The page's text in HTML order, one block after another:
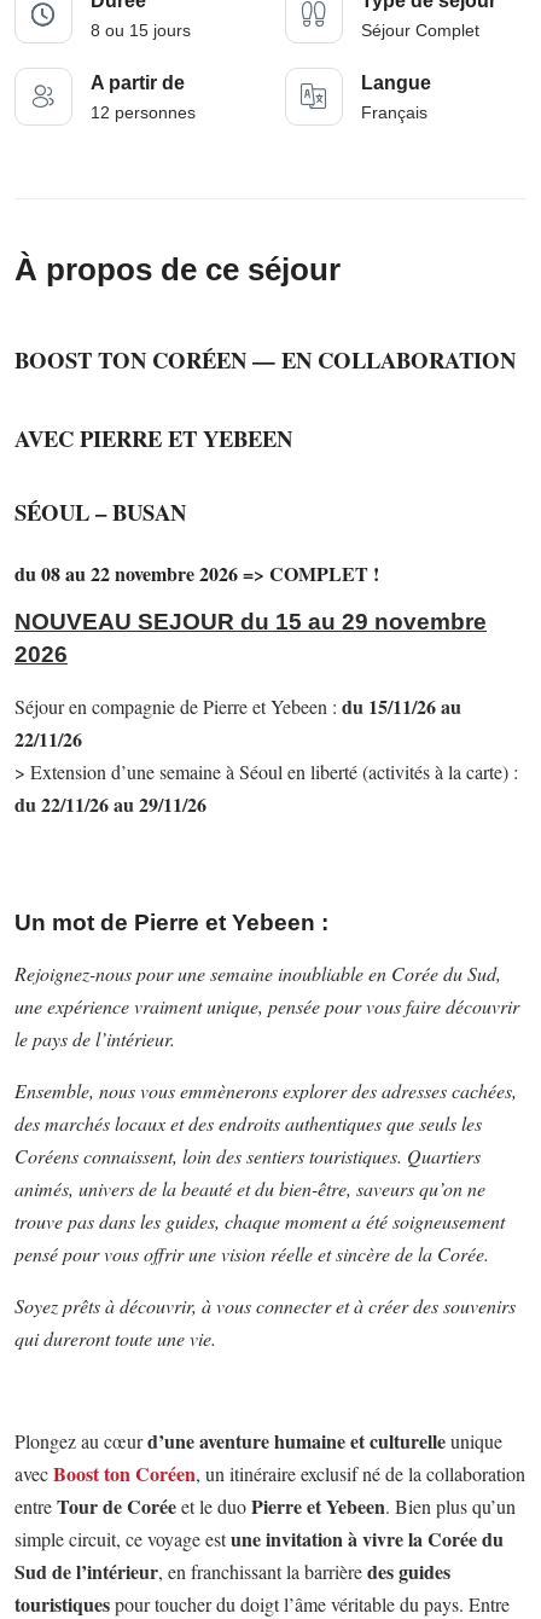
8 ou 15 jours Séjour Complet
A partir de
12 personnes
Langue
Français
À propos de ce séjour
BOOST TON CORÉEN —EN COLLABORATION
AVEC PIERRE ET YEBEEN
SÉOUL – BUSAN
du 08 au 22 novembre 2026 => COMPLET !
NOUVEAU SEJOUR du 15 au 29 novembre
2026
Séjour en compagnie de Pierre et Yebeen : du 15/11/26 au
22/11/26
> Extension d’une semaine à Séoul en liberté (activités à la carte) :
du 22/11/26 au 29/11/26
Un mot de Pierre et Yebeen :
Rejoignez-nous pour une semaine inoubliable en Corée du Sud,
une expérience vraiment unique, pensée pour vous faire découvrir
le pays de l’intérieur.
Ensemble, nous vous emmènerons explorer des adresses cachées,
des marchés locaux et des endroits authentiques que seuls les
Coréens connaissent, loin des sentiers touristiques. Quartiers
animés, univers de la beauté et du bien-être, saveurs qu’on ne
trouve pas dans les guides, chaque moment a été soigneusement
pensé pour vous offrir une vision réelle et sincère de la Corée.
Soyez prêts à découvrir, à vous connecter et à créer des souvenirs
qui dureront toute une vie.
Plongez au cœurd’une aventure humaine et culturelleunique
avecBoost ton Coréen, un itinéraire exclusif né de la collaboration
entreTour de Coréeet le duoPierre et Yebeen. Bien plus qu’un
simple circuit, ce voyage estune invitation à vivre la Corée du
Sud de l’intérieur, en franchissant la barrièredes guides
touristiquespour toucher du doigt l’âme véritable du pays. Entre